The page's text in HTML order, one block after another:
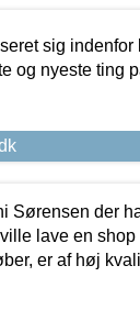
sig indenfor
og nyeste ting
Sørensen der
lave en shop
er af høj